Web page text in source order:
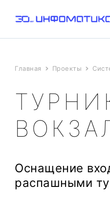
Главная Проекты
Оснащение
распашными